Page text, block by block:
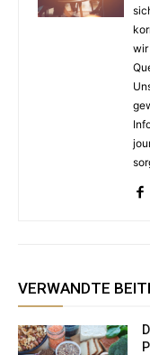
wir
VERWANDTE